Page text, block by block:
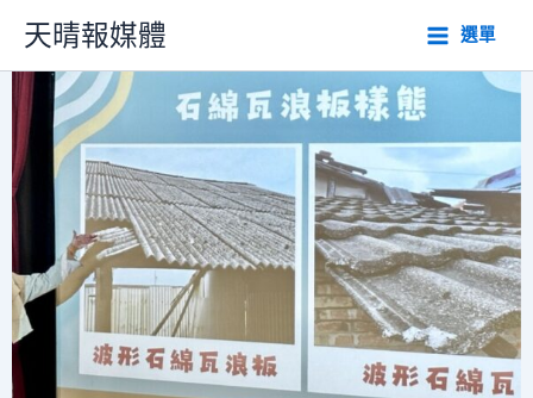
主
容
天晴報媒體 選單